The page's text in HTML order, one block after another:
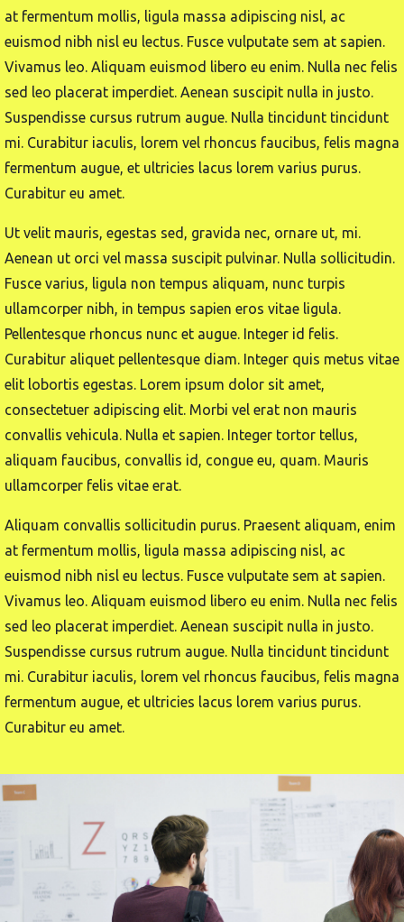
at fermentum mollis, ligula massa adipiscing nisl, ac
euismod nibh nisl eu lectus. Fusce vulputate sem at sapien.
Vivamus leo. Aliquam euismod libero eu enim. Nulla nec felis
sed leo placerat imperdiet. Aenean suscipit nulla in justo.
Suspendisse cursus rutrum augue. Nulla tincidunt tincidunt
mi. Curabitur iaculis, lorem vel rhoncus faucibus, felis magna
fermentum augue, et ultricies lacus lorem varius purus.
Curabitur eu amet.
Ut velit mauris, egestas sed, gravida nec, ornare ut, mi.
Aenean ut orci vel massa suscipit pulvinar. Nulla sollicitudin.
Fusce varius, ligula non tempus aliquam, nunc turpis
ullamcorper nibh, in tempus sapien eros vitae ligula.
Pellentesque rhoncus nunc et augue. Integer id felis.
Curabitur aliquet pellentesque diam. Integer quis metus vitae
elit lobortis egestas. Lorem ipsum dolor sit amet,
consectetuer adipiscing elit. Morbi vel erat non mauris
convallis vehicula. Nulla et sapien. Integer tortor tellus,
aliquam faucibus, convallis id, congue eu, quam. Mauris
ullamcorper felis vitae erat.
Aliquam convallis sollicitudin purus. Praesent aliquam, enim
at fermentum mollis, ligula massa adipiscing nisl, ac
euismod nibh nisl eu lectus. Fusce vulputate sem at sapien.
Vivamus leo. Aliquam euismod libero eu enim. Nulla nec felis
sed leo placerat imperdiet. Aenean suscipit nulla in justo.
Suspendisse cursus rutrum augue. Nulla tincidunt tincidunt
mi. Curabitur iaculis, lorem vel rhoncus faucibus, felis magna
fermentum augue, et ultricies lacus lorem varius purus.
Curabitur eu amet.